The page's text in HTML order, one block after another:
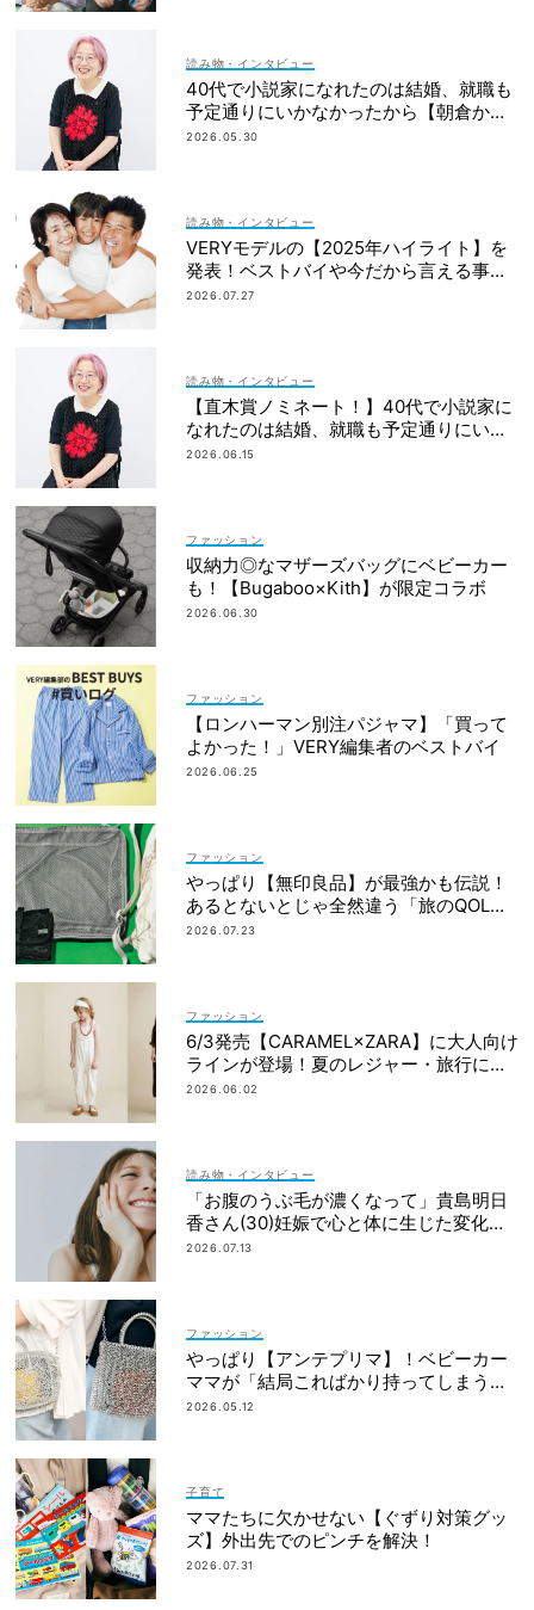
読み物・インタビュー
40代で小説家になれたのは結婚、就職も
予定通りにいかなかったから【朝倉かす
みさん】
2026.05.30
読み物・インタビュー
VERYモデルの【2025年ハイライト】を
発表！ベストバイや今だから言える事件
簿も大公開
2026.07.27
読み物・インタビュー
【直木賞ノミネート！】40代で小説家に
なれたのは結婚、就職も予定通りにいか
なかったから｜朝倉かすみさん
2026.06.15
ファッション
収納力◎なマザーズバッグにベビーカー
も！【Bugaboo×Kith】が限定コラボ
2026.06.30
ファッション
【ロンハーマン別注パジャマ】「買って
よかった！」VERY編集者のベストバイ
2026.06.25
ファッション
やっぱり【無印良品】が最強かも伝説！
あるとないとじゃ全然違う「旅のQOL爆
上げアイテム」
2026.07.23
ファッション
6/3発売【CARAMEL×ZARA】に大人向け
ラインが登場！夏のレジャー・旅行にも
おすすめ
2026.06.02
読み物・インタビュー
「お腹のうぶ毛が濃くなって」貴島明日
香さん(30)妊娠で心と体に生じた変化も
「愛しいです」
2026.07.13
ファッション
やっぱり【アンテプリマ】！ベビーカー
ママが「結局こればかり持ってしまう」
納得の理由
2026.05.12
子育て
ママたちに欠かせない【ぐずり対策グッ
ズ】外出先でのピンチを解決！
2026.07.31